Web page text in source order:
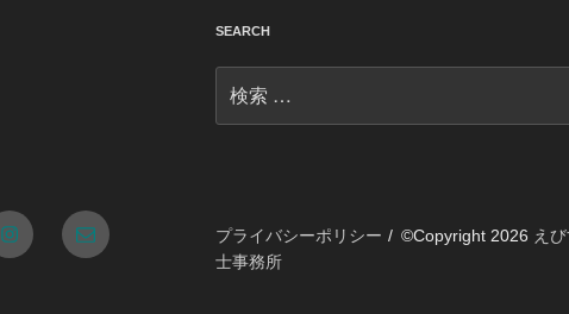
SEARCH
索:
Instagram
メ
プライバシーポリシー ©Copyright 2026 え
士事務所